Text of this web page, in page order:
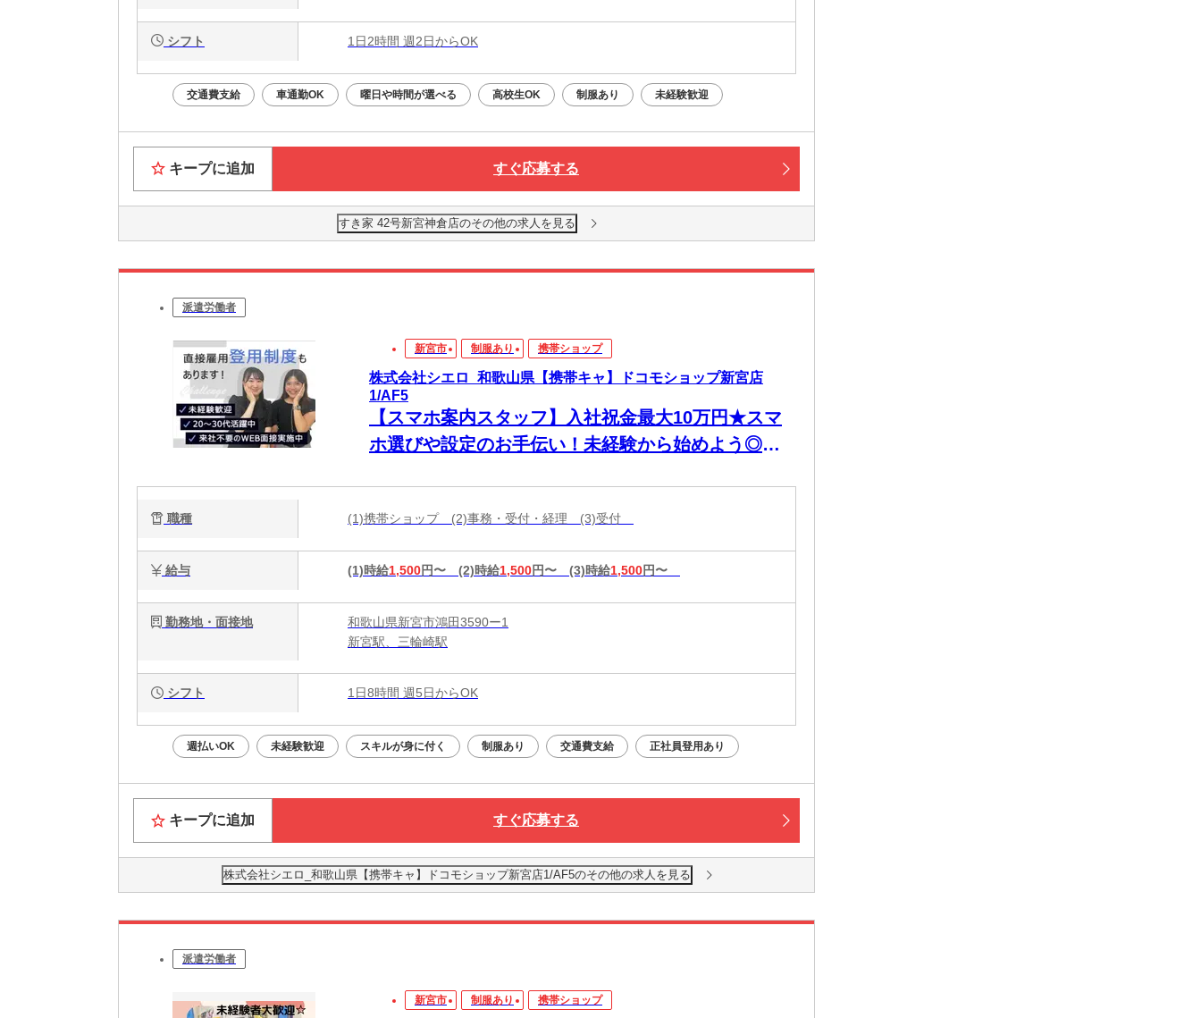
シフト 1日2時間 週2日からOK
交通費支給 車通勤OK 曜日や時間が選べる 高校生OK 制服あり 未経験歓迎
キープに追加 すぐ応募する
すき家 42号新宮神倉店のその他の求人を見る
派遣労働者
新宮市 制服あり 携帯ショップ
株式会社シエロ_和歌山県【携帯キャ】ドコモショップ新宮店
1/AF5
【スマホ案内スタッフ】入社祝金最大10万円★スマ
ホ選びや設定のお手伝い！未経験から始めよう◎最
WEB面談◎
職種 (1)携帯ショップ (2)事務・受付・経理 (3)受付
給与 (1)時給1,500円〜 (2)時給1,500円〜 (3)時給1,500円〜
勤務地・面接地
和歌山県新宮市鴻田3590ー1
新宮駅、三輪崎駅
シフト 1日8時間 週5日からOK
週払いOK 未経験歓迎 スキルが身に付く 制服あり 交通費支給 正社員登用あり
キープに追加 すぐ応募する
株式会社シエロ_和歌山県【携帯キャ】ドコモショップ新宮店1/AF5のその他の求人を見る
派遣労働者
新宮市 制服あり 携帯ショップ